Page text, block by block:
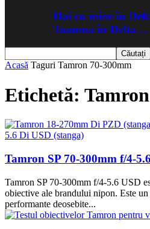
Hai cu mine în
Toamna în Delta…
Acasă Taguri Tamron 70-300mm
Etichetă:
Tamron SP 70-300mm f/4-
Tamron SP 70-300mm f/4-5.6 USD
obiective ale brandului nipon. Este
performante deosebite...